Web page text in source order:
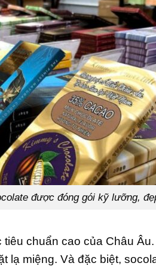
được đóng gói kỹ lưỡng,
chuẩn cao của Châu
miệng. Và đặc biệt,